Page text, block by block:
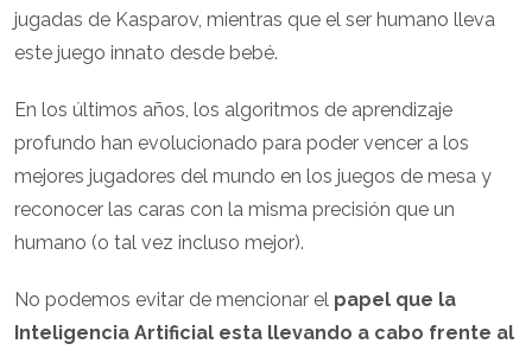
jugadas de Kasparov, mientras que el ser humano lleva
este juego innato desde bebé.
En los últimos años, los algoritmos de aprendizaje
profundo han evolucionado para poder vencer a los
mejores jugadores del mundo en los juegos de mesa y
reconocer las caras con la misma precisión que un
humano (o tal vez incluso mejor).
No podemos evitar de mencionar el papel que la
Inteligencia Artificial esta llevando a cabo frente al